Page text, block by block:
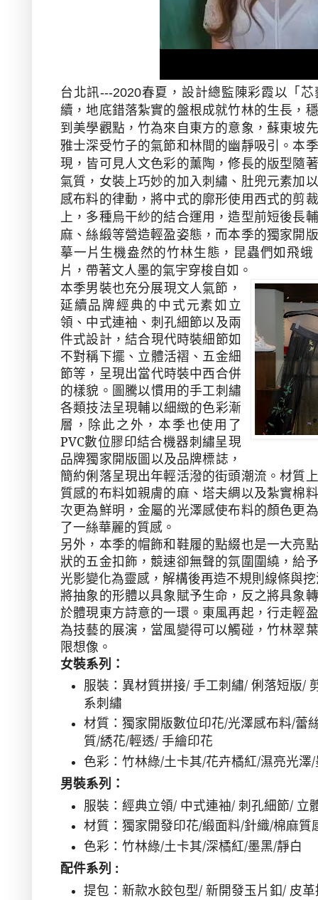
台北訊---2020春夏，設計總監陳彩霞以「
續，地底錯落紮實的盤根成就竹林的生長，
到美學觀點，竹為來自東方的意象，蘇東坡
雅士深受竹子的氣節和林間的幽靜吸引。本
現，皆可見人文色彩的薰陶，修長的版型隨
氣質，女裝上巧妙的加入刺繡、肚兜元素加
感布料的律動，將中式的廓形使用西式的剪
上，多種烏干紗的結合運用，造型前短後長
麻、絲緞等營造輕盈姿態，而本季的獨家開
摹一片生機盎然的竹林生態，昆蟲們如飛
片，帶著文人墨的氣宇穿梭自如。
本季男裝也充分展現文人氣節，
延續品牌經典的中式元素如立
領、中式連袖、刺孔細節以及兩
件式設計，結合現代時裝細節如
不對稱下擺、立體活褶、五金細
節等，呈現出當代時裝中西合併
的樣貌。圖騰以慣用的手工刺繡
各類技法呈現輔以細緻的色彩漸
層，除此之外，本季也使用了
PVC數位膠印結合機器刺繡呈現
品牌獨家開版圖以及品牌標誌，
簡約俐落呈現出年輕活潑的街頭潮流。材質
質感的布料如親膚的麻、塔夫綢以及紮實棉
次更為鮮明，金屬的光澤感使布料的顏色更
了一絲華麗的質感。
另外，本季的帽飾和鞋履的點綴也是一大亮
狀的五金扣飾，競速卻無聲的氛圍圍繞，給
光影變化為靈感，解構後再造不規則線條與
將抽象的形體以具象賦予生命，反之將具象
於體現東方詩意的一環。東風再起，行走輕
為技藝的展演，當風變得可以觸碰，竹林翠
限想像。
女裝系列：
服裝：異材質拼接/ 手工刺繡/ 俐落短版/
系刺繡
材質：獨家開版數位印花/光澤感布料/蕾
質/綉花/輕透/ 手繪印花
色彩：竹林綠/土卡其/花卉橘紅/濕亮光澤/
男裝系列：
服裝：經典立領/ 中式連袖/ 刺孔細節/ 立
材質：獨家開發印花/緞面料/針織/棉麻質
色彩：竹林綠/土卡其/深橘紅/墨黑/靜白
配件系列 :
提包：新款水餃包型/ 新開發玉片釦/ 皮